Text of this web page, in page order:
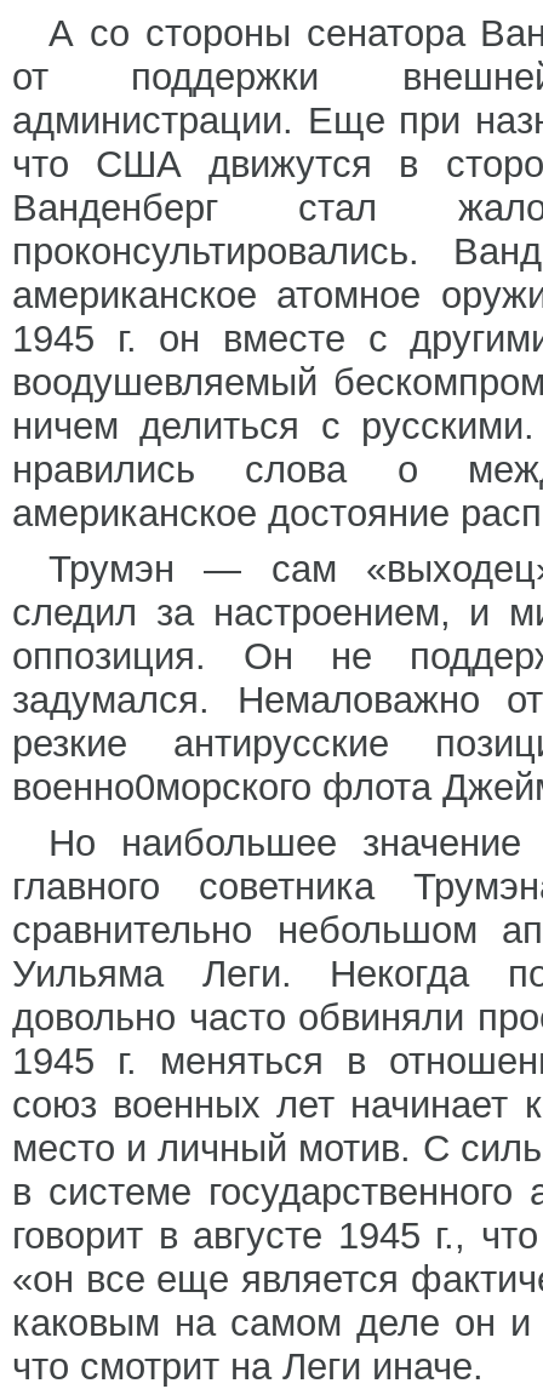
А со стороны сенатора
от поддержки
администрации. Еще при
что США движутся в
Ванденберг стал
проконсультировались.
американское атомное
1945 г. он вместе с
воодушевляемый
ничем делиться с
нравились слова о
американское достояние
Трумэн — сам
следил за настроением, и
оппозиция. Он не
задумался. Немаловажно
резкие антирусские
военно0морского флота
Но наибольшее значение
главного советника
сравнительно небольшом
Уильяма Леги. Некогда
довольно часто обвиняли
1945 г. меняться в
союз военных лет начинает
место и личный мотив. С
в системе
говорит в августе 1945 г.,
«он все еще является
каковым на самом деле он и
что смотрит на Леги иначе.